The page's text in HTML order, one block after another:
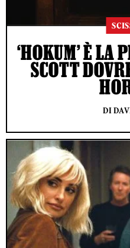
‘HOKUM’ È LA
SCOTT
DI